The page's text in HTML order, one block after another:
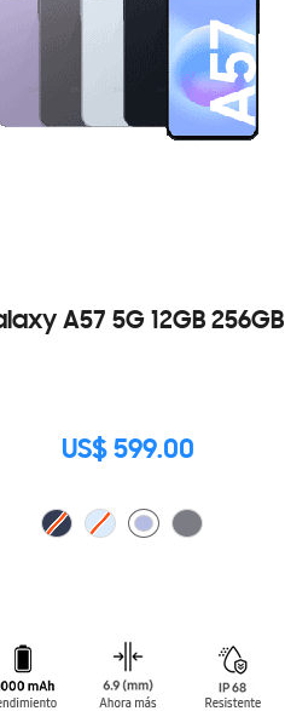
A57 5G 12GB 256GB
US$ 599.00